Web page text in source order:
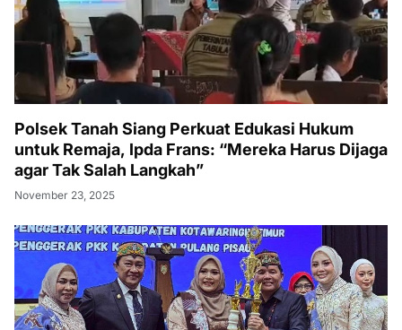
Polsek Tanah Siang Perkuat Edukasi Hukum
untuk Remaja, Ipda Frans: “Mereka Harus Dijaga
agar Tak Salah Langkah”
November 23, 2025